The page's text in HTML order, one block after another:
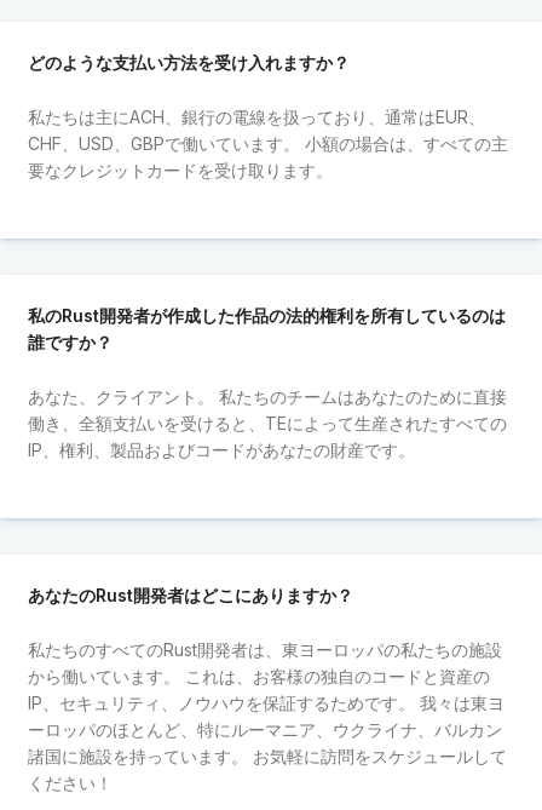
どのような支払い方法を受け入れますか？
私たちは主にACH、銀行の電線を扱っており、通常はEUR、
CHF、USD、GBPで働いています。 小額の場合は、すべての主
要なクレジットカードを受け取ります。
私のRust開発者が作成した作品の法的権利を所有しているのは
誰ですか？
あなた、クライアント。 私たちのチームはあなたのために直接
働き、全額支払いを受けると、TEによって生産されたすべての
IP、権利、製品およびコードがあなたの財産です。
あなたのRust開発者はどこにありますか？
私たちのすべてのRust開発者は、東ヨーロッパの私たちの施設
から働いています。 これは、お客様の独自のコードと資産の
IP、セキュリティ、ノウハウを保証するためです。 我々は東ヨ
ーロッパのほとんど、特にルーマニア、ウクライナ、バルカン
諸国に施設を持っています。 お気軽に訪問をスケジュールして
ください！